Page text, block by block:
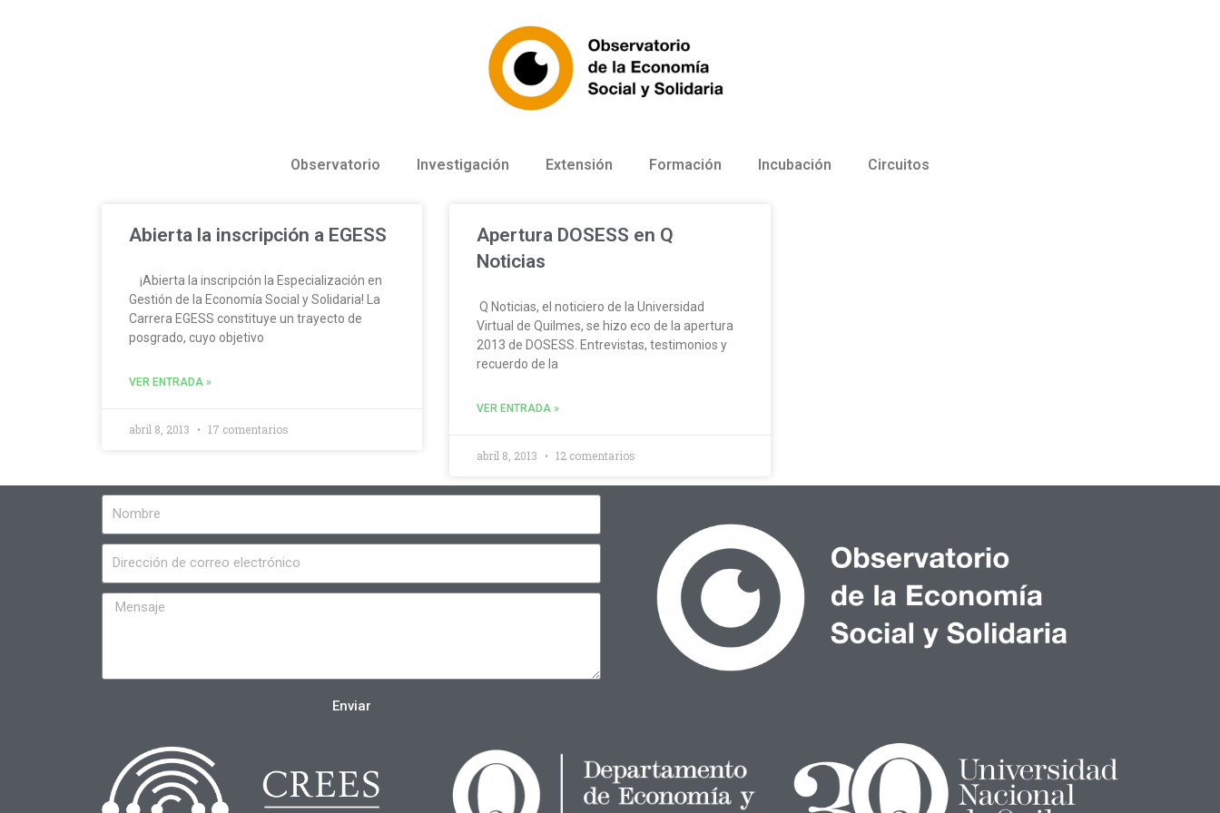
Observatorio Investigación Extensión Formación Incubación Circuitos
Abierta la inscripción a EGESS
¡Abierta la inscripción la Especialización en
Gestión de la Economía Social y Solidaria! La
Carrera EGESS constituye un trayecto de
posgrado, cuyo objetivo
VER ENTRADA »
abril 8, 2013 17 comentarios
Apertura DOSESS en Q
Noticias
Q Noticias, el noticiero de la Universidad
Virtual de Quilmes, se hizo eco de la apertura
2013 de DOSESS. Entrevistas, testimonios y
recuerdo de la
VER ENTRADA »
abril 8, 2013 12 comentarios
Enviar